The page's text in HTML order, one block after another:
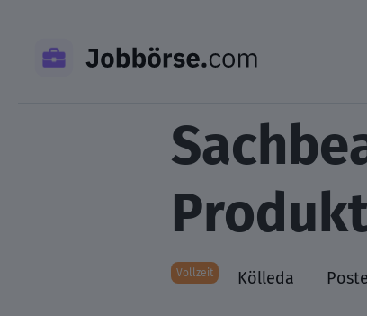
Vollzeit Kölleda